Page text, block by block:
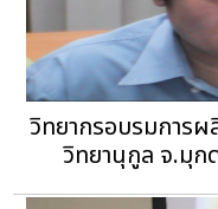
วิทยากรอบรมการ
วิทยานุกูล จ.มุก